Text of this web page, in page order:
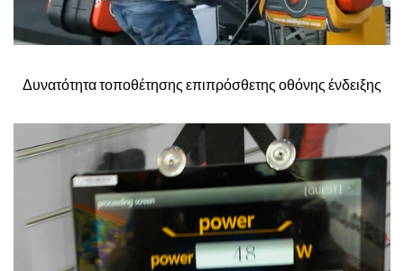
Δυνατότητα τοποθέτησης επιπρόσθετης οθόνης ένδειξης